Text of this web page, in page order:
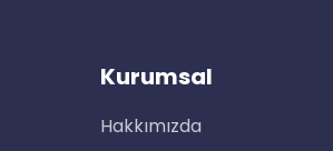
Kurumsal
Hakkımızda